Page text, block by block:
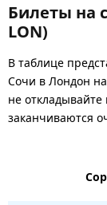
Билеты на
LON)
В таблице
Сочи в Лондон
не
заканчиваются